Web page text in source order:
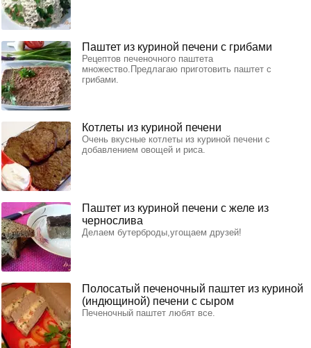
Паштет из куриной печени с грибами
Рецептов печеночного паштета
множество.Предлагаю приготовить паштет с
грибами.
Котлеты из куриной печени
Очень вкусные котлеты из куриной печени с
добавлением овощей и риса.
Паштет из куриной печени с желе из
чернослива
Делаем бутерброды,угощаем друзей!
Полосатый печеночный паштет из куриной
(индющиной) печени с сыром
Печеночный паштет любят все.